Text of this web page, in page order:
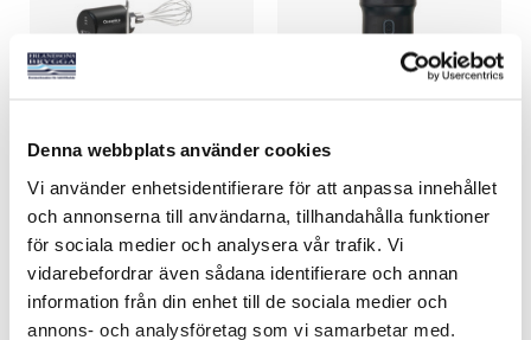
Denna webbplats använder cookies
Vi använder enhetsidentifierare för att anpassa innehållet
och annonserna till användarna, tillhandahålla funktioner
för sociala medier och analysera vår trafik. Vi
vidarebefordrar även sådana identifierare och annan
information från din enhet till de sociala medier och
annons- och analysföretag som vi samarbetar med.
ELVISP OCEANICA 3 IN 1
Art nr: 13380
395 kr
Ord. pris 495 kr
PORTABEL
ESPRESSOMASKIN
Art nr: 01485
995 kr
Ord. pris 1 195 kr